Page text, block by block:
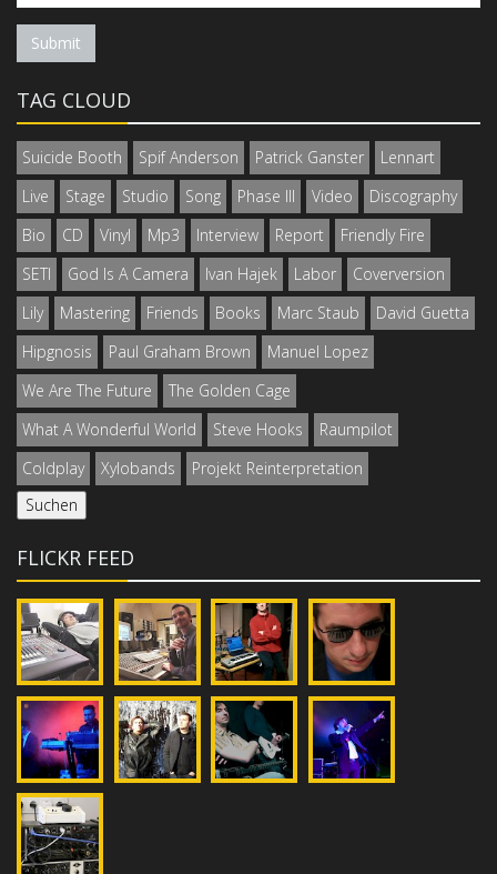
Submit
TAG CLOUD
Suicide Booth Spif Anderson Patrick Ganster
Lennart
Live
Stage Studio Song Phase III Video
Discography
Bio
CD Vinyl Mp3 Interview Report
Friendly Fire
SETI
God Is A Camera Ivan Hajek Labor
Coverversion
Lily
Mastering Friends Books Marc Staub
David Guetta
Hipgnosis
Paul Graham Brown
Manuel Lopez
We Are The Future
The Golden Cage
What A Wonderful World
Steve Hooks
Raumpilot
Coldplay
Xylobands Projekt Reinterpretation
FLICKR FEED